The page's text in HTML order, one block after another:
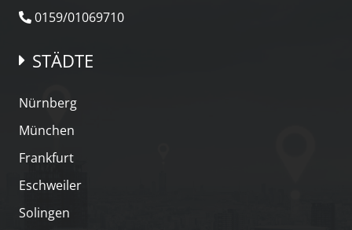
0159/01069710
STÄDTE
Nürnberg
München
Frankfurt
Eschweiler
Solingen